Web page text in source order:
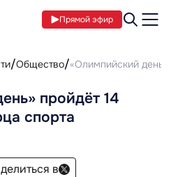
Прямой эфир
Общество «Олимпийский день»
пройдёт 14
спорта
в